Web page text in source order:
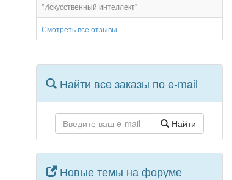
"Искусственный интеллект"
Смотреть все отзывы
Найти все заказы по e-mail
Найти
Новые темы на форуме